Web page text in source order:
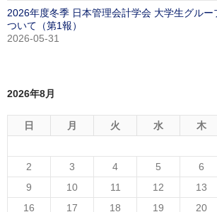
2026年度冬季 日本管理会計学会 大学生グルー
ついて（第1報）
2026-05-31
2026年8月
日 月 火 水 木
2
3 4 5 6
9
10 11 12 13
16
17 18 19 20